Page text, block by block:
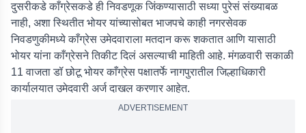
दुसरीकडे काँग्रेसकडे ही निवडणूक जिंकण्यासाठी सध्या पुरेसं संख्याबळ
नाही, अशा स्थितीत भोयर यांच्यासोबत भाजपचे काही नगरसेवक
निवडणुकीमध्ये काँग्रेस उमेदवाराला मतदान करू शकतात आणि यासाठी
भोयर यांना काँग्रेसने तिकीट दिलं असल्याची माहिती आहे. मंगळवारी सकाळी
11 वाजता डॉ छोटू भोयर काँग्रेस पक्षातर्फे नागपुरातील जिल्हाधिकारी
कार्यालयात उमेदवारी अर्ज दाखल करणार आहेत.
ADVERTISEMENT